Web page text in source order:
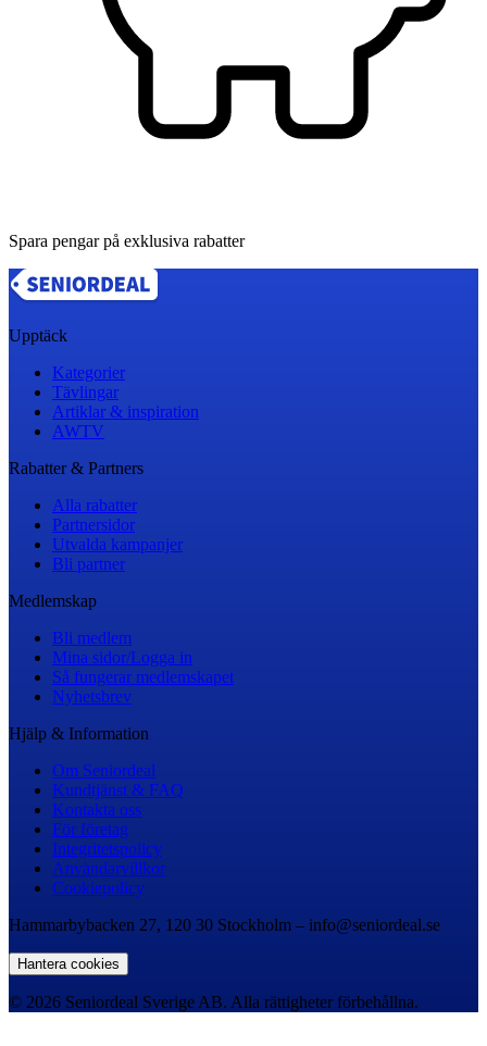
Spara pengar på exklusiva rabatter
Upptäck
Kategorier
Tävlingar
Artiklar & inspiration
AWTV
Rabatter & Partners
Alla rabatter
Partnersidor
Utvalda kampanjer
Bli partner
Medlemskap
Bli medlem
Mina sidor/Logga in
Så fungerar medlemskapet
Nyhetsbrev
Hjälp & Information
Om Seniordeal
Kundtjänst & FAQ
Kontakta oss
För företag
Integritetspolicy
Användarvillkor
Cookiepolicy
Hammarbybacken 27, 120 30 Stockholm – info@seniordeal.se
Hantera cookies
© 2026 Seniordeal Sverige AB. Alla rättigheter förbehållna.